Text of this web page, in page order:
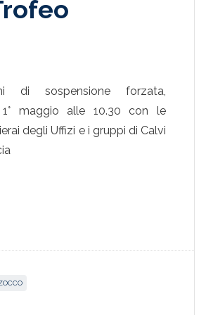
di sospensione forzata,
maggio alle 10.30 con le
degli Uffizi e i gruppi di Calvi